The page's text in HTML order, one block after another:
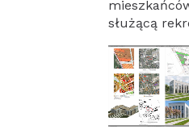
służącą